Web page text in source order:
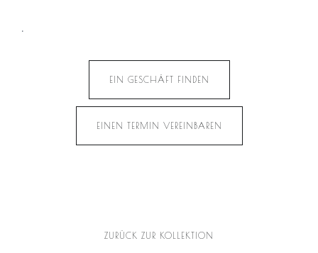
.
EIN GESCHÄFT FINDEN
EINEN TERMIN VEREINBAREN
ZURÜCK ZUR KOLLEKTION